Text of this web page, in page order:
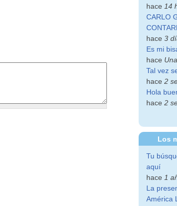
hace 14
CARLO
hace3
Es mi
hace
Tal vez
hace2
Hola
hace2
Los
Tu
aquí
hace 1
La
América